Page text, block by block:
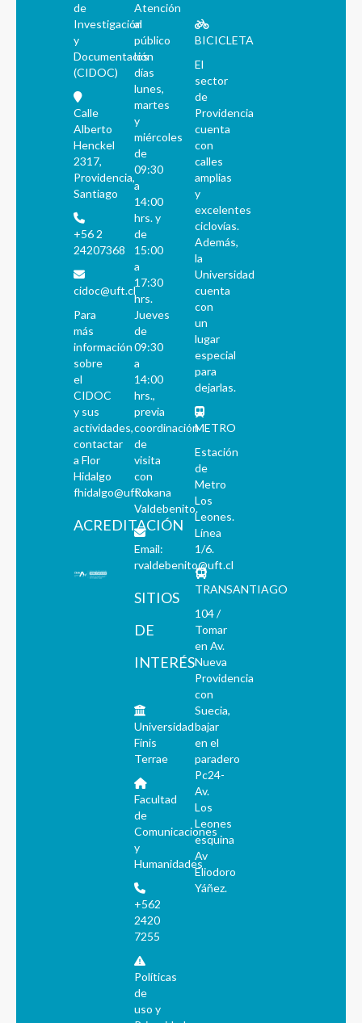
de
Investigación
y
Documentación
(CIDOC)
Calle
Alberto
Henckel
2317,
Providencia,
Santiago
+56 2
24207368
cidoc@uft.cl
Para
más
información
sobre
el
CIDOC
y sus
actividades,
contactar
a Flor
Hidalgo
fhidalgo@uft.cl
ACREDITACIÓN
Atención
al
público
los
días
lunes,
martes
y
miércoles
de
09:30
a
14:00
hrs. y
de
15:00
a
17:30
hrs.
Jueves
de
09:30
a
14:00
hrs.,
previa
coordinación
de
visita
con
Roxana
Valdebenito.
Email:
rvaldebenito@uft.cl
SITIOS
DE
INTERÉS
Universidad
Finis
Terrae
Facultad
de
Comunicaciones
y
Humanidades
+562
2420
7255
Políticas
de
uso y
BICICLETA
El
sector
de
Providencia
cuenta
con
calles
amplias
y
excelentes
ciclovías.
Además,
la
Universidad
cuenta
con
un
lugar
especial
para
dejarlas.
METRO
Estación
de
Metro
Los
Leones.
Línea
1/6.
TRANSANTIAGO
104 /
Tomar
en Av.
Nueva
Providencia
con
Suecia,
bajar
en el
paradero
Pc24-
Av.
Los
Leones
esquina
Av
Eliodoro
Yáñez.